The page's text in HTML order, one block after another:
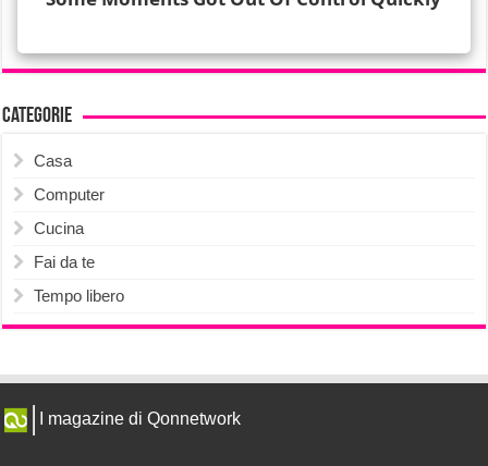
Categorie
Casa
Computer
Cucina
Fai da te
Tempo libero
I magazine di Qonnetwork